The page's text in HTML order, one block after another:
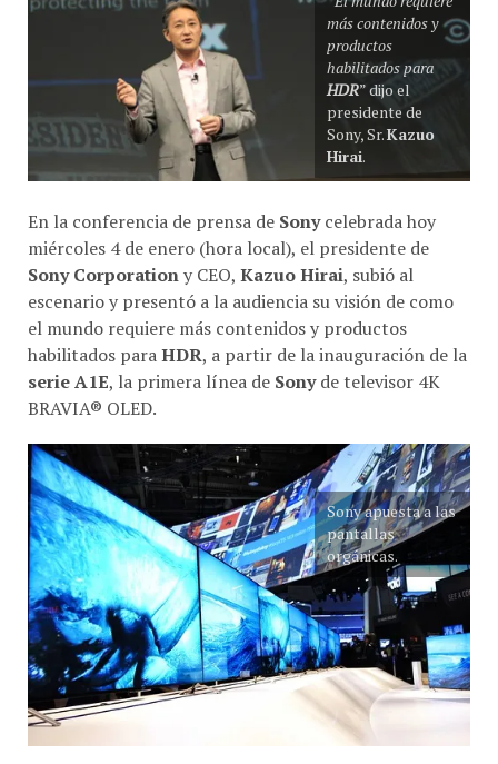
más contenidos y
productos
habilitados para
HDR” dijo el
presidente de
Sony, Sr. Kazuo
Hirai.
En la conferencia de prensa de Sonycelebrada hoy
miércoles 4 de enero (hora local), el presidente de
Sony Corporation y CEO, Kazuo Hirai , subió al
escenario y presentó a la audiencia su visión de como
el mundo requiere más contenidos y productos
habilitados para HDR , a partir de la inauguración de la
serie A1E , la primera línea de Sony de televisor 4K
BRAVIA® OLED.
Sony apuesta a las
pantallas
orgánicas.